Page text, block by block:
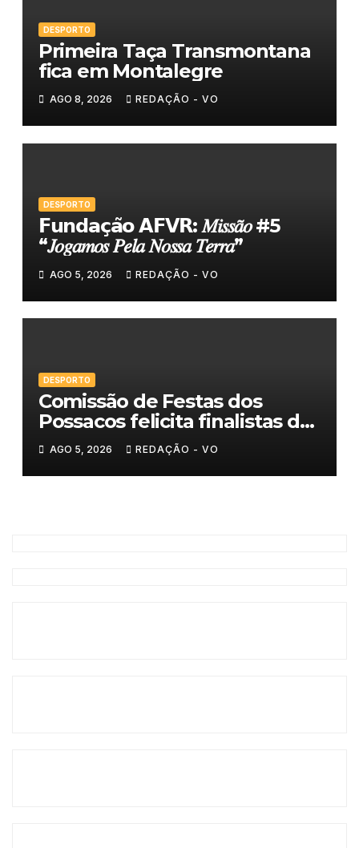
DESPORTO
Primeira Taça Transmontana
fica em Montalegre
AGO 8, 2026 REDAÇÃO - VO
DESPORTO
𝗙𝘂𝗻𝗱𝗮𝗰̧𝗮̃𝗼 𝗔𝗙𝗩𝗥: 𝑀𝑖𝑠𝑠𝑎̃𝑜 #5
“𝐽𝑜𝑔𝑎𝑚𝑜𝑠 𝑃𝑒𝑙𝑎 𝑁𝑜𝑠𝑠𝑎 𝑇𝑒𝑟𝑟𝑎”
AGO 5, 2026 REDAÇÃO - VO
DESPORTO
Comissão de Festas dos
Possacos felicita finalistas do
Torneio de Sueca
AGO 5, 2026 REDAÇÃO - VO